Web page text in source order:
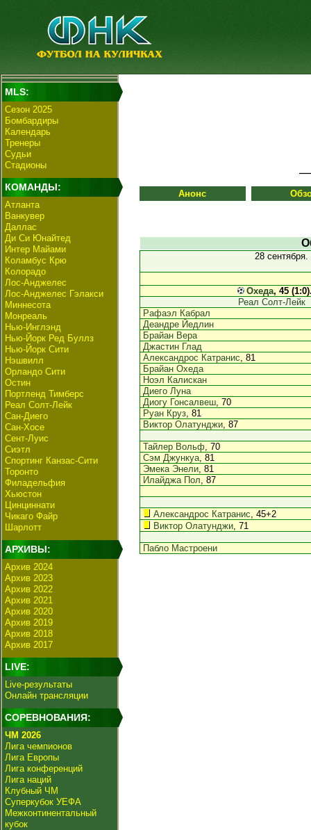
MLS:
Сезон 2025
Бомбардиры
Календарь
Тренеры
Судьи
Стадионы
КОМАНДЫ:
Атланта
Ванкувер
Даллас
Ди Си Юнайтед
Интер Майами
Коламбус Крю
Колорадо
Лос-Анджелес
Лос-Анджелес Гэлакси
Миннесота
Монреаль
Нью-Инглэнд
Нью-Йорк Ред Буллз
Нью-Йорк Сити
Нэшвилл
Орландо Сити
Остин
Портленд Тимберс
Реал Солт-Лейк
Сан-Диего
Сан-Хосе
Сент-Луис
Сиэтл
Спортинг Канзас-Сити
Торонто
Филадельфия
Хьюстон
Цинциннати
Чикаго Файр
Шарлотт
АРХИВЫ:
Архив 2024
Архив 2023
Архив 2022
Архив 2021
Архив 2020
Архив 2019
Архив 2018
Архив 2017
LIVE:
Live-результаты
Онлайн трансляции
СОРЕВНОВАНИЯ:
ЧМ 2026
Лига чемпионов
Лига Европы
Лига конференций
Лига наций
Клубный ЧМ
Суперкубок УЕФА
Межконтинентальный
кубок
Анонс
28 сентября.
Охеда, 45
Реал Солт-Лейк
Рафаэл Кабрал
Деандре Йедлин
Брайан Вера
Джастин Глад
Александрос Катранис, 81
Брайан Охеда
Ноэл Калискан
Диего Луна
Диогу Гонсалвеш, 70
Руан Круз, 81
Виктор Олатунджи, 87
Тайлер Вольф, 70
Сэм Джункуа, 81
Эмека Энели, 81
Илайджа Пол, 87
Александрос Катранис, 45+2
Виктор Олатунджи, 71
Пабло Мастроени